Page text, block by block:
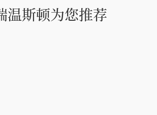
温斯顿为您推荐